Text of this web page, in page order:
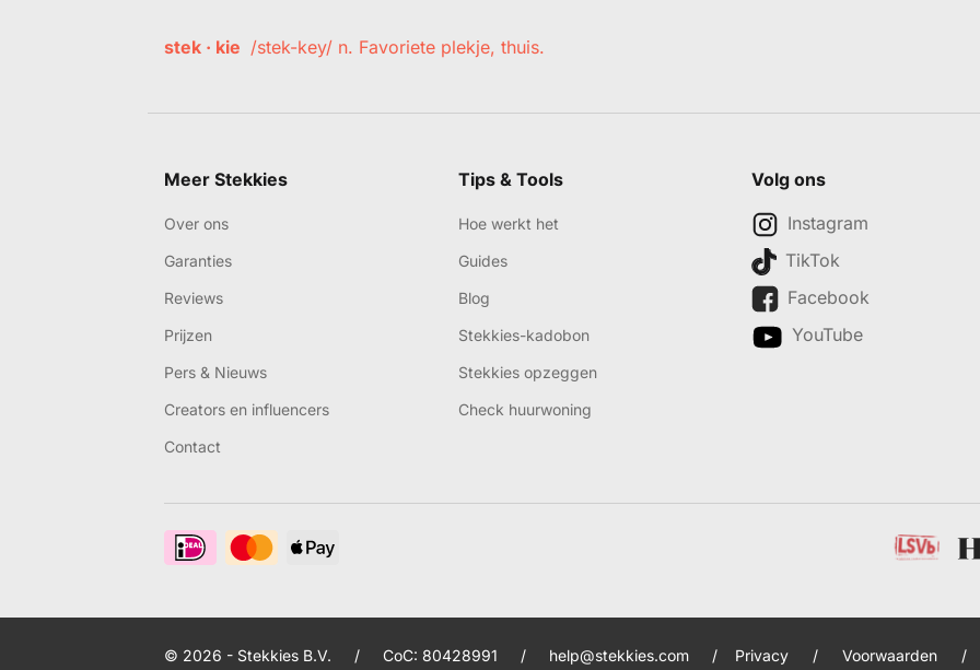
stek · kie /stek-key/ n. Favoriete plekje, thuis.
Meer Stekkies
Over ons
Garanties
Reviews
Prijzen
Pers & Nieuws
Creators en influencers
Contact
Tips & Tools
Hoe werkt het
Guides
Blog
Stekkies-kadobon
Stekkies opzeggen
Check huurwoning
Volg ons
Instagram
TikTok
Facebook
YouTube
© 2026 - Stekkies B.V. / CoC: 80428991 / help@stekkies.com / Privacy / Voorwaarden /